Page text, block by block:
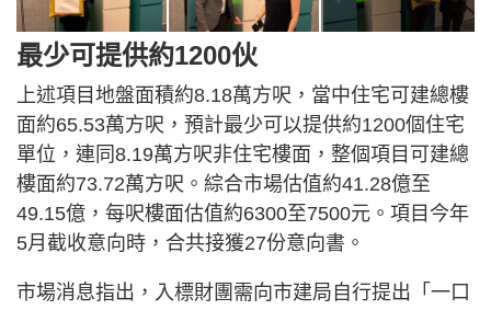
最少可提供約1200伙
上述項目地盤面積約8.18萬方呎，當中住宅可建總樓
面約65.53萬方呎，預計最少可以提供約1200個住宅
單位，連同8.19萬方呎非住宅樓面，整個項目可建總
樓面約73.72萬方呎。綜合市場估值約41.28億至
49.15億，每呎樓面估值約6300至7500元。項目今年
5月截收意向時，合共接獲27份意向書。
市場消息指出，入標財團需向市建局自行提出「一口